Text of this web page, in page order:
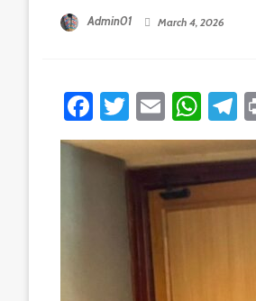
Admin01 March 4, 2026
Facebook
Twitter
Email